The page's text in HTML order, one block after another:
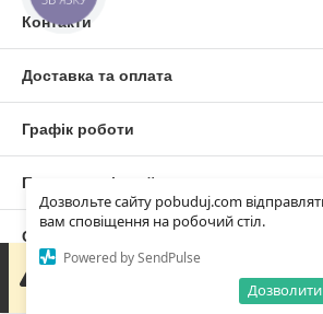
Дозвольте сайту pobuduj.com
вам сповіщення на робочий стіл.
Powered by SendPulse
Дозволити
Контакти
Доставка та оплата
Графік роботи
Повна версія сайту
Сайт створено на маркетплейсі
Політика конфіденційності
Зараз ми не можемо відразу
обовязково звяжемося з Вами в